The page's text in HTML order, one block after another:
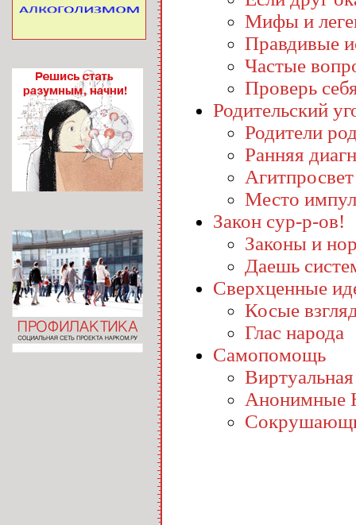
Мифы и
Правдивые
Частые
Проверь
Родительский
Родители
Ранняя
Агитпросвет
Место
Закон сур-р-ов!
Законы и
Даешь
Сверхценные
Косые
Глас народа
Самопомощь
Анонимные